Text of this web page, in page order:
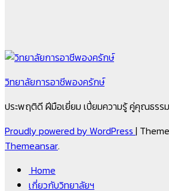
วิทยาลัยการอาชีพองครักษ์
ประพฤติดี ฝีมือเยี่ยม เปี่ยมความรู้ คู่คุณธรรม
Proudly powered by WordPress |
Themeansar.
Home
เกี่ยวกับวิทยาลัยฯ